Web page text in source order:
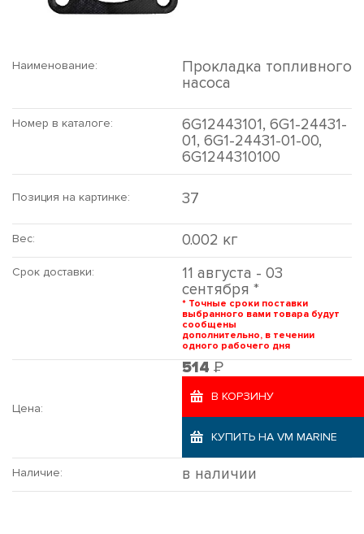
Наименование:
Прокладка топливного
насоса
Номер в каталоге:
6G12443101, 6G1-24431-
01, 6G1-24431-01-00,
6G1244310100
Позиция на картинке: 37
Вес: 0.002 кг
Срок доставки:
11 августа - 03
сентября *
* Точные сроки поставки
выбранного вами товара будут
сообщены
дополнительно, в течении
одного рабочего дня
Цена:
514 Р
В КОРЗИНУ
КУПИТЬ НА VM MARINE
Наличие: в наличии